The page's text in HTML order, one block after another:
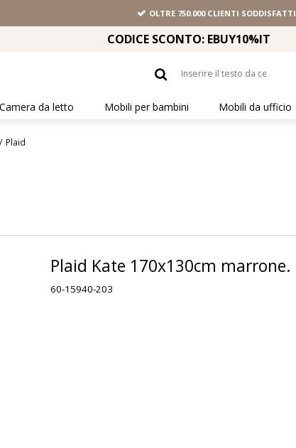
OLTRE 750.000 CLIENTI SODDISFATTI
CODICE SCONTO: EBUY10%IT
Camera da letto Mobili per bambini Mobili da ufficio
/ Plaid
Plaid Kate 170x130cm marrone.
60-15940-203